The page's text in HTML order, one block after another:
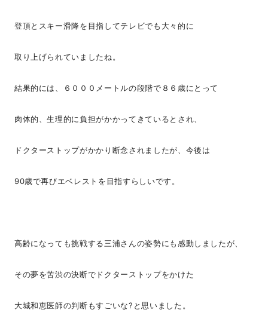
登頂とスキー滑降を目指してテレビでも大々的に
取り上げられていましたね。
結果的には、６０００メートルの段階で８６歳にとって
肉体的、生理的に負担がかかってきているとされ、
ドクターストップがかかり断念されましたが、今後は
90歳で再びエベレストを目指すらしいです。
高齢になっても挑戦する三浦さんの姿勢にも感動しましたが、
その夢を苦渋の決断でドクターストップをかけた
大城和恵医師の判断もすごいな?と思いました。